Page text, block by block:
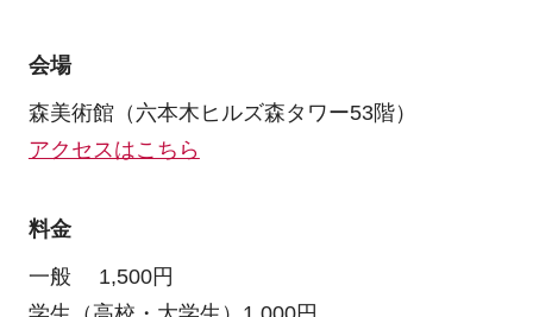
会場
森美術館（六本木ヒルズ森タワー53階）
アクセスはこちら
料金
一般 1,500円